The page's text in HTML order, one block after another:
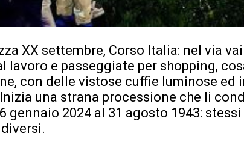
XX settembre, Corso Italia: nel via
lavoro e passeggiate per shopping,
con delle vistose cuffie luminose ed
una strana processione che li
gennaio 2024 al 31 agosto 1943: stessi